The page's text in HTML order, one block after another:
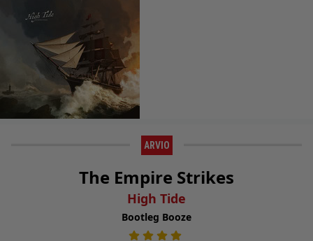
ARVIO
The Empire Strikes
High Tide
Bootleg Booze